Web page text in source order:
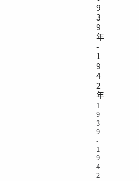
9
3
9
年
-
1
9
4
2
年
1
9
3
9
-
1
9
4
2